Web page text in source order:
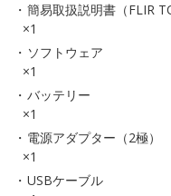
簡易取扱説明書（FLIR
×1
ソフトウェア
×1
バッテリー
×1
電源アダプター（2極）
×1
USBケーブル